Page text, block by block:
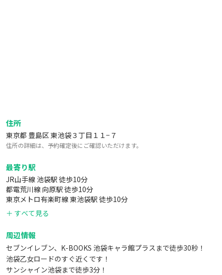
住所
東京都 豊島区 東池袋３丁目１１−７
住所の詳細は、予約確定後にご確認いただけます。
最寄り駅
JR山手線 池袋駅 徒歩10分
都電荒川線 向原駅 徒歩10分
東京メトロ有楽町線 東池袋駅 徒歩10分
＋ すべて見る
周辺情報
セブンイレブン、K-BOOKS 池袋キャラ館プラスまで徒歩30秒！
池袋乙女ロードのすぐ近くです！
サンシャイン池袋まで徒歩3分！